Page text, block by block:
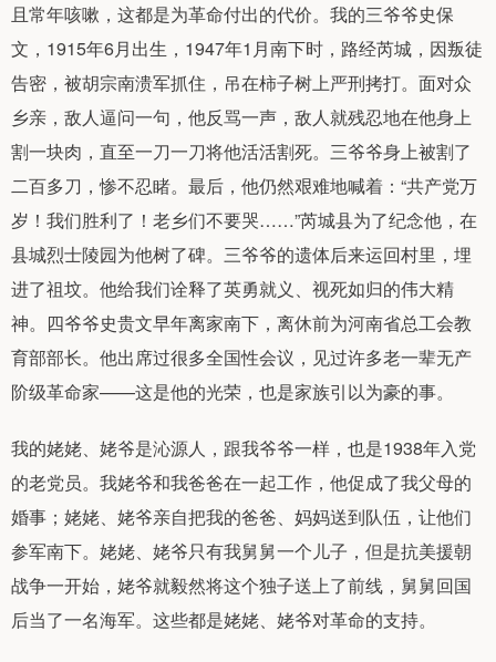
且常年咳嗽，这都是为革命付出的代价。我的三爷爷史保
文，1915年6月出生，1947年1月南下时，路经芮城，因叛徒
告密，被胡宗南溃军抓住，吊在柿子树上严刑拷打。面对众
乡亲，敌人逼问一句，他反骂一声，敌人就残忍地在他身上
割一块肉，直至一刀一刀将他活活割死。三爷爷身上被割了
二百多刀，惨不忍睹。最后，他仍然艰难地喊着：“共产党万
岁！我们胜利了！老乡们不要哭……”芮城县为了纪念他，在
县城烈士陵园为他树了碑。三爷爷的遗体后来运回村里，埋
进了祖坟。他给我们诠释了英勇就义、视死如归的伟大精
神。四爷爷史贵文早年离家南下，离休前为河南省总工会教
育部部长。他出席过很多全国性会议，见过许多老一辈无产
阶级革命家——这是他的光荣，也是家族引以为豪的事。
我的姥姥、姥爷是沁源人，跟我爷爷一样，也是1938年入党
的老党员。我姥爷和我爸爸在一起工作，他促成了我父母的
婚事；姥姥、姥爷亲自把我的爸爸、妈妈送到队伍，让他们
参军南下。姥姥、姥爷只有我舅舅一个儿子，但是抗美援朝
战争一开始，姥爷就毅然将这个独子送上了前线，舅舅回国
后当了一名海军。这些都是姥姥、姥爷对革命的支持。